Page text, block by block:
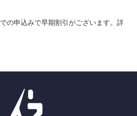
の申込みで早期割引がございます。詳